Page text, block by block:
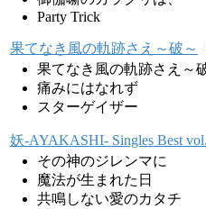
Party Trick
果てなき風の軌跡さえ～破～
果てなき風の軌跡さえ～
痛みにはなれず
スターゲイザー
妖-AYAKASHI- Singles Best
その神のジレンマに
魔法が生まれた日
共鳴しない愛のカタチ